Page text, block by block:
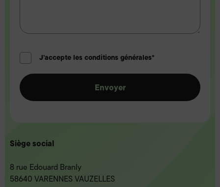
J’accepte les conditions générales*
Siège social
8 rue Edouard Branly
58640 VARENNES VAUZELLES